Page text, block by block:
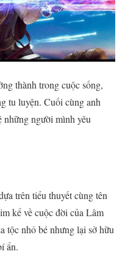
thành trong cuộc sống,
tu luyện. Cuối cùng anh
những người mình yêu
trên tiểu thuyết cùng tên
kể về cuộc đời của Lâm
tộc nhỏ bé nhưng lại sở hữu
ẩn.